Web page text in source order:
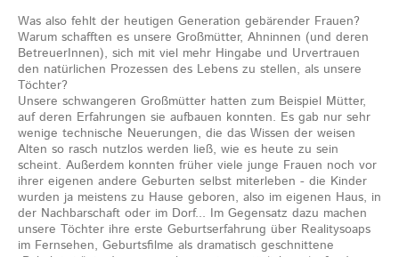
Was also fehlt der heutigen Generation gebärender Frauen?
Warum schafften es unsere Großmütter, Ahninnen (und deren
BetreuerInnen), sich mit viel mehr Hingabe und Urvertrauen
den natürlichen Prozessen des Lebens zu stellen, als unsere
Töchter?
Unsere schwangeren Großmütter hatten zum Beispiel Mütter,
auf deren Erfahrungen sie aufbauen konnten. Es gab nur sehr
wenige technische Neuerungen, die das Wissen der weisen
Alten so rasch nutzlos werden ließ, wie es heute zu sein
scheint. Außerdem konnten früher viele junge Frauen noch vor
ihrer eigenen andere Geburten selbst miterleben - die Kinder
wurden ja meistens zu Hause geboren, also im eigenen Haus, in
der Nachbarschaft oder im Dorf... Im Gegensatz dazu machen
unsere Töchter ihre erste Geburtserfahrung über Realitysoaps
im Fernsehen, Geburtsfilme als dramatisch geschnittene